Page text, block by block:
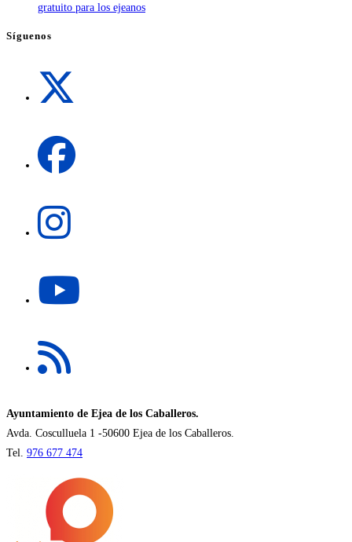
gratuito para los ejeanos
Síguenos
pestaña
abre
abre
nueva
pestaña
en
nueva
pestaña
Ayuntamiento de Ejea de los Caballeros.
Avda. Cosculluela 1 -50600 Ejea de los Caballeros.
Tel. 976 677 474